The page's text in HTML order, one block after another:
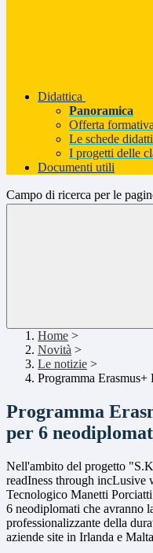
Didattica
Panoramica
Offerta formativa
Le schede
I progetti delle
Documenti utili
Campo di ricerca per le
Home >
Novità >
Le notizie >
Programma
Programma
per 6
Nell'ambito del progetto
readIness through
Tecnologico Manetti
6 neodiplomati che avranno
professionalizzante della
aziende site in Irlanda e